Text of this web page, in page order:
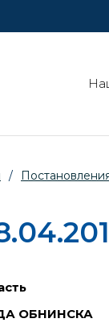
/
ОБНИНСКА